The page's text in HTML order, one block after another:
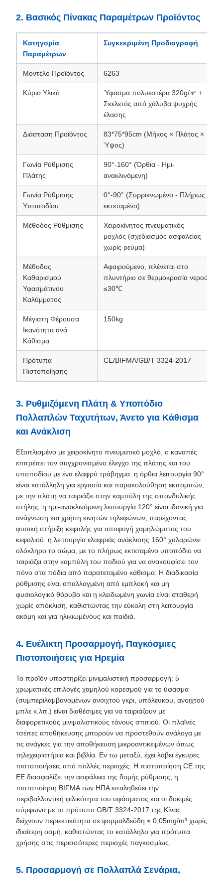
2. Βασικός Πίνακας Παραμέτρων Προϊόντος
Κατηγορία
Παραμέτρων
Συγκεκριμένη Προδιαγραφή
Μοντέλο Προϊόντος 6263
Κύριο Υλικό
Ύφασμα πολυεστέρα 320g/㎡ +
Σκελετός από χάλυβα ψυχρής
έλασης
Διάσταση Προϊόντος
83*75*95cm (Μήκος × Πλάτος ×
Ύψος)
Γωνία Ρύθμισης
Πλάτης
90°-160° (Όρθια - Ημι-
ανακλινόμενη)
Γωνία Ρύθμισης
Υποποδίου
0°-90° (Συρρικνωμένο - Πλήρως
εκτεταμένο)
Μέθοδος Ρύθμισης
Χειροκίνητος πνευματικός
μοχλός (σχεδιασμός ασφαλείας
χωρίς ρεύμα)
Μέθοδος
Καθαρισμού
Υφασμάτινου
Καλύμματος
Αφαιρούμενο, πλένεται στο
πλυντήριο σε θερμοκρασία νερού
≤30℃
Μέγιστη Φέρουσα
Ικανότητα ανά
Κάθισμα
150kg
Πρότυπα
Πιστοποίησης
CE/BIFMA/GB/T 3324-2017
3. Ρυθμιζόμενη Πλάτη & Υποπόδιο
Πολλαπλών Ταχυτήτων, Άνετο για Κάθισμα
και Ανάκλιση
Εξοπλισμένο με χειροκίνητο πνευματικό μοχλό, ο καναπές
επιτρέπει τον συγχρονισμένο έλεγχο της πλάτης και του
υποποδίου με ένα ελαφρύ τράβηγμα: η όρθια λειτουργία 90°
είναι κατάλληλη για εργασία και παρακολούθηση εκπομπών,
με την πλάτη να ταιριάζει στην καμπύλη της σπονδυλικής
στήλης. η ημι-ανακλινόμενη λειτουργία 120° είναι ιδανική για
ανάγνωση και χρήση κινητών τηλεφώνων, παρέχοντας
φυσική στήριξη κεφαλής για αποφυγή χαμηλώματος του
κεφαλιού. η λειτουργία ελαφριάς ανάκλισης 160° χαλαρώνει
ολόκληρο το σώμα, με το πλήρως εκτεταμένο υποπόδιο να
ταιριάζει στην καμπύλη του ποδιού για να ανακουφίσει τον
πόνο στα πόδια από παρατεταμένο κάθισμα. Η διαδικασία
ρύθμισης είναι απαλλαγμένη από εμπλοκή και μη
φυσιολογικό θόρυβο και η κλειδωμένη γωνία είναι σταθερή
χωρίς απόκλιση, καθιστώντας την εύκολη στη λειτουργία
ακόμη και για ηλικιωμένους και παιδιά.
4. Ευέλικτη Προσαρμογή, Παγκόσμιες
Πιστοποιήσεις για Ηρεμία
Το προϊόν υποστηρίζει μινιμαλιστική προσαρμογή: 5
χρωματικές επιλογές χαμηλού κορεσμού για το ύφασμα
(συμπεριλαμβανομένων ανοιχτού γκρι, υπόλευκου, ανοιχτού
μπλε κ.λπ.) είναι διαθέσιμες για να ταιριάζουν με
διαφορετικούς μινιμαλιστικούς τόνους σπιτιού. Οι πλαϊνές
τσέπες αποθήκευσης μπορούν να προστεθούν ανάλογα με
τις ανάγκες για την αποθήκευση μικροαντικειμένων όπως
τηλεχειριστήρια και βιβλία. Εν τω μεταξύ, έχει λάβει έγκυρες
πιστοποιήσεις από πολλές περιοχές: Η πιστοποίηση CE της
ΕΕ διασφαλίζει την ασφάλεια της δομής ρύθμισης, η
πιστοποίηση BIFMA των ΗΠΑ επαληθεύει την
περιβαλλοντική φιλικότητα του υφάσματος και οι δοκιμές
σύμφωνα με το πρότυπο GB/T 3324-2017 της Κίνας
δείχνουν περιεκτικότητα σε φορμαλδεΰδη ≤ 0,05mg/m³ χωρίς
ιδιαίτερη οσμή, καθιστώντας το κατάλληλο για πρότυπα
χρήσης στις περισσότερες περιοχές παγκοσμίως.
5. Προσαρμογή σε Πολλαπλά Σενάρια,